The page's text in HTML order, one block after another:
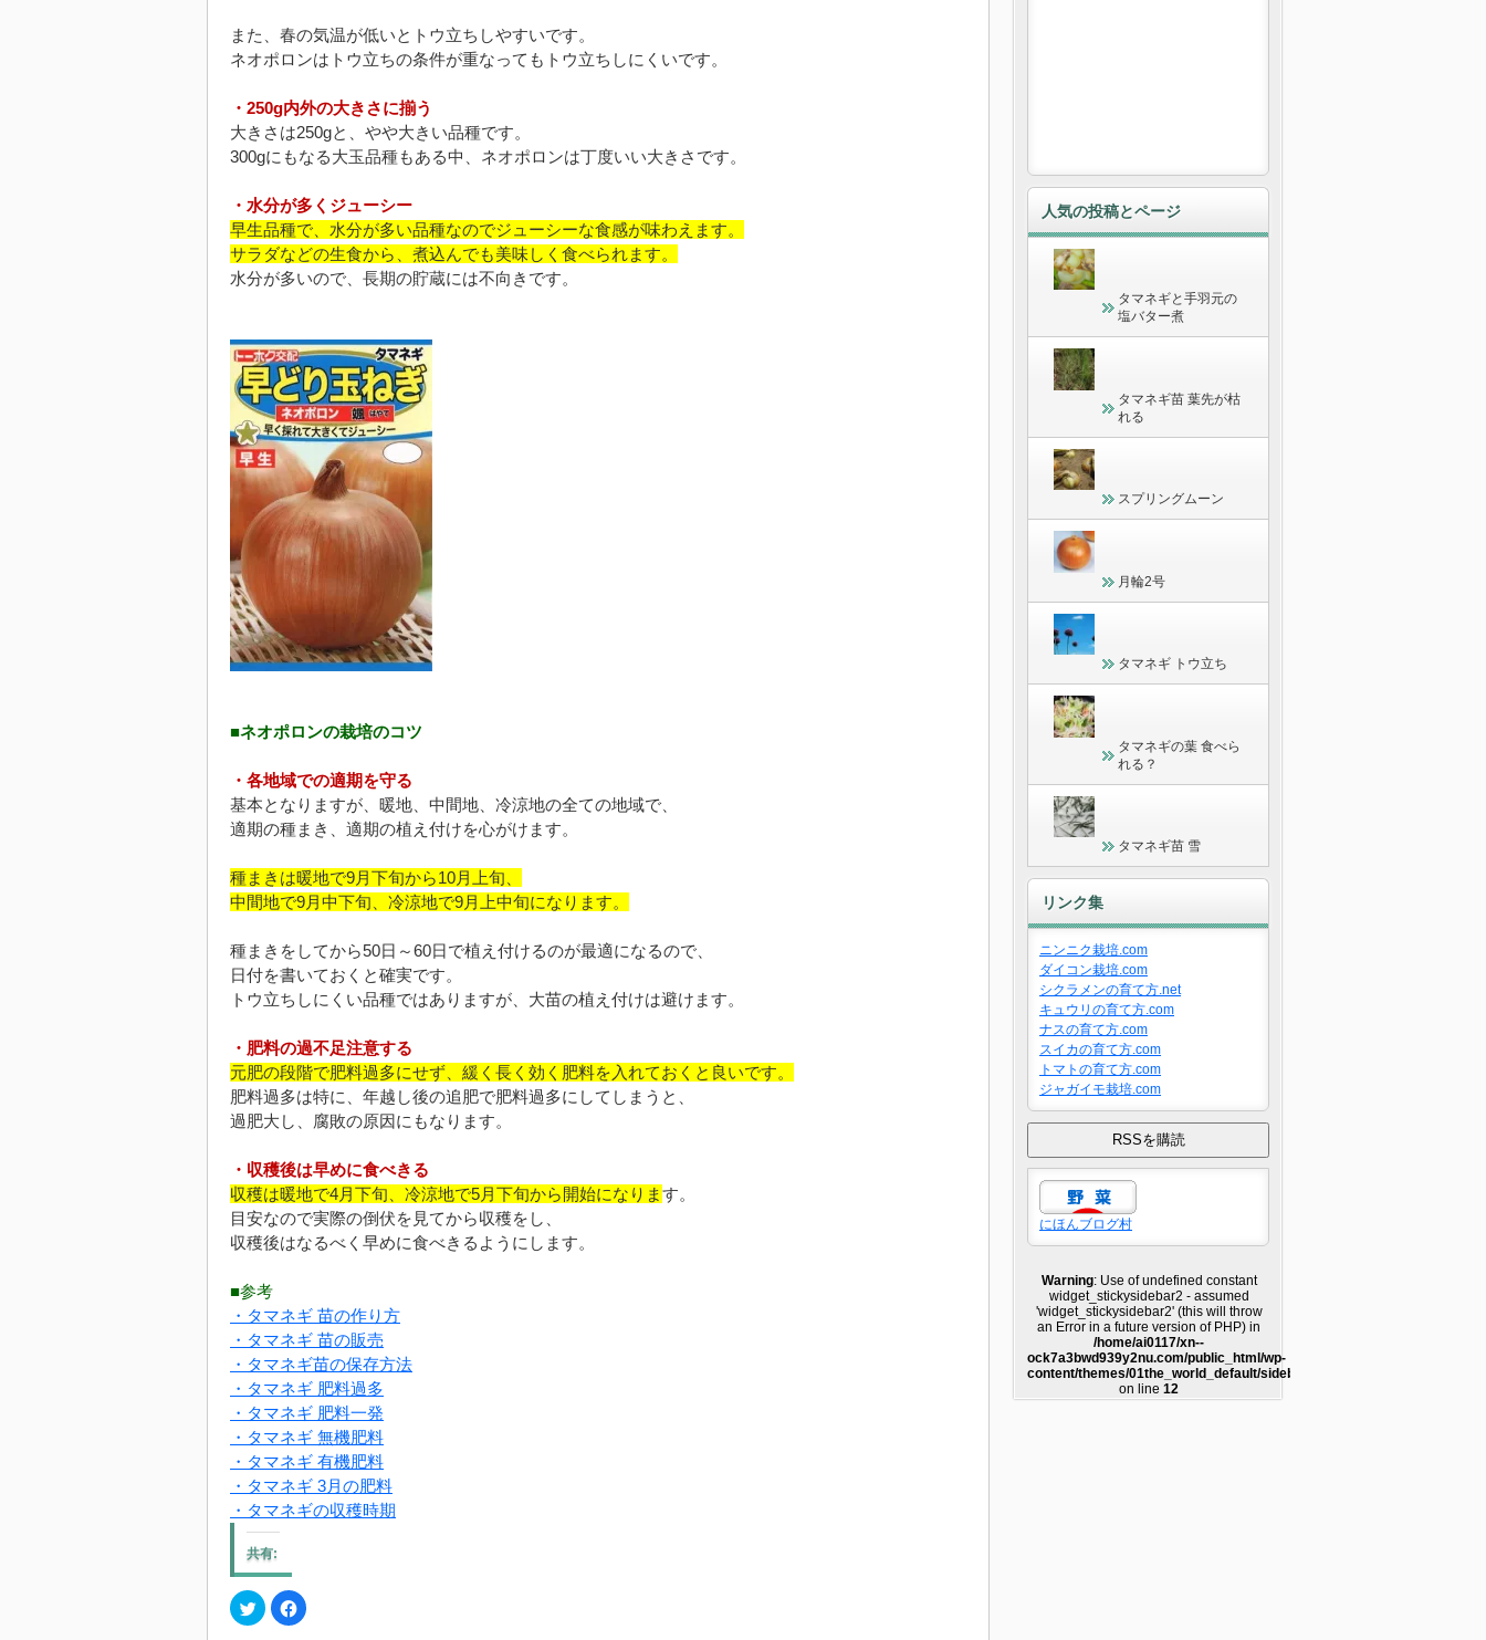
また、春の気温が低いとトウ立ちしやすいです。
ネオポロンはトウ立ちの条件が重なってもトウ立ちしにくいです。
・250g内外の大きさに揃う
大きさは250gと、やや大きい品種です。
300gにもなる大玉品種もある中、ネオポロンは丁度いい大きさです。
・水分が多くジューシー
早生品種で、水分が多い品種なのでジューシーな食感が味わえます。
サラダなどの生食から、煮込んでも美味しく食べられます。
水分が多いので、長期の貯蔵には不向きです。
■ネオポロンの栽培のコツ
・各地域での適期を守る
基本となりますが、暖地、中間地、冷涼地の全ての地域で、
適期の種まき、適期の植え付けを心がけます。
種まきは暖地で9月下旬から10月上旬、
中間地で9月中下旬、冷涼地で9月上中旬になります。
種まきをしてから50日～60日で植え付けるのが最適になるので、
日付を書いておくと確実です。
トウ立ちしにくい品種ではありますが、大苗の植え付けは避けます。
・肥料の過不足注意する
元肥の段階で肥料過多にせず、緩く長く効く肥料を入れておくと良いです。
肥料過多は特に、年越し後の追肥で肥料過多にしてしまうと、
過肥大し、腐敗の原因にもなります。
・収穫後は早めに食べきる
収穫は暖地で4月下旬、冷涼地で5月下旬から開始になります。
目安なので実際の倒伏を見てから収穫をし、
収穫後はなるべく早めに食べきるようにします。
■参考
・タマネギ 苗の作り方
・タマネギ 苗の販売
・タマネギ苗の保存方法
・タマネギ 肥料過多
・タマネギ 肥料一発
・タマネギ 無機肥料
・タマネギ 有機肥料
・タマネギ 3月の肥料
・タマネギの収穫時期
共有:
ク
リ
Facebook
で
人気の投稿とページ
タマネギと手羽元の
塩バター煮
タマネギ苗 葉先が枯
れる
スプリングムーン
月輪2号
タマネギ トウ立ち
タマネギの葉 食べら
れる？
タマネギ苗 雪
リンク集
ニンニク栽培.com
ダイコン栽培.com
シクラメンの育て方.net
キュウリの育て方.com
ナスの育て方.com
スイカの育て方.com
トマトの育て方.com
ジャガイモ栽培.com
にほんブログ村
Warning: Use of undefined constant
widget_stickysidebar2 - assumed
'widget_stickysidebar2' (this will throw
an Error in a future version of PHP) in
/home/ai0117/xn--
ock7a3bwd939y2nu.com/public_html/wp-
content/themes/01the_world_default/sidebar2.php
on line 12